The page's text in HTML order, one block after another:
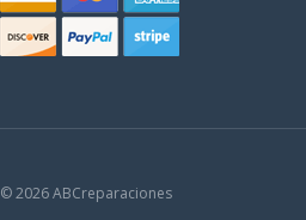
© 2026 ABCreparaciones